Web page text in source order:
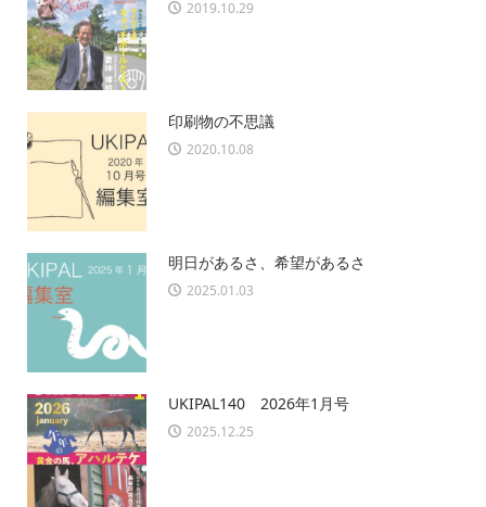
2019.10.29
印刷物の不思議
2020.10.08
明日があるさ、希望があるさ
2025.01.03
UKIPAL140 2026年1月号
2025.12.25